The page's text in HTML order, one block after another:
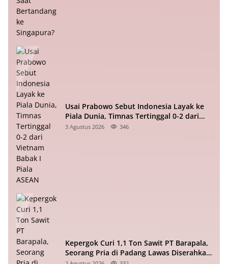
Usai Prabowo Sebut Indonesia Layak ke
Piala Dunia, Timnas Tertinggal 0-2 dari
Vietnam Babak I Piala ASEAN
3 Agustus 2026 346
Kepergok Curi 1,1 Ton Sawit PT Barapala,
Seorang Pria di Padang Lawas Diserahkan